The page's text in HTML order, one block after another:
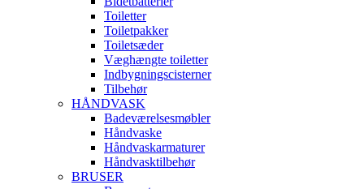
Toiletter
Toiletpakker
Toiletsæder
Væghængte toiletter
Indbygningscisterner
Tilbehør
HÅNDVASK
Badeværelsesmøbler
Håndvaske
Håndvaskarmaturer
Håndvasktilbehør
BRUSER